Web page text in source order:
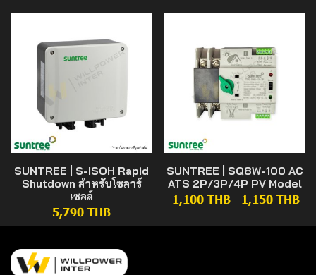
SUNTREE | S-ISOH Rapid
Shutdown สำหรับโซลาร์
เซลล์
5,790 THB
SUNTREE | SQ8W-100 AC
ATS 2P/3P/4P PV Model
1,100 THB - 1,150 THB